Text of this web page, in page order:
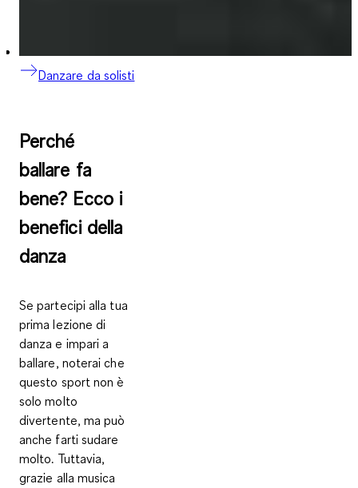
Danzare da solisti
Perché
ballare fa
bene? Ecco i
benefici della
danza
Se partecipi alla tua
prima lezione di
danza e impari a
ballare, noterai che
questo sport non è
solo molto
divertente, ma può
anche farti sudare
molto. Tuttavia,
grazie alla musica